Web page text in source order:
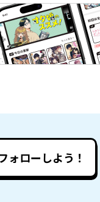
ォローしよう！